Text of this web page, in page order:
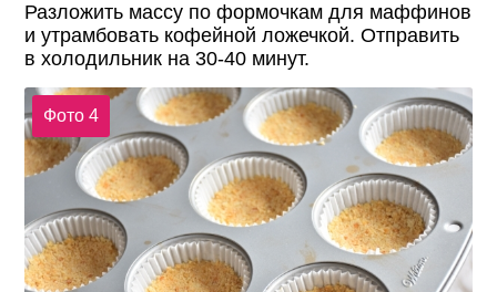
Разложить массу по формочкам для маффинов
и утрамбовать кофейной ложечкой. Отправить
в холодильник на 30-40 минут.
Фото 4